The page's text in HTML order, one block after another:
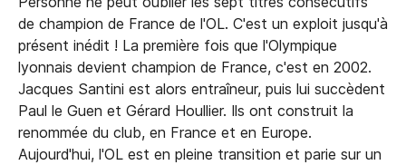
de champion de France de l'OL. C'est un exploit jusqu'à
présent inédit ! La première fois que l'Olympique
lyonnais devient champion de France, c'est en 2002.
Jacques Santini est alors entraîneur, puis lui succèdent
Paul le Guen et Gérard Houllier. Ils ont construit la
renommée du club, en France et en Europe.
Aujourd'hui, l'OL est en pleine transition et parie sur un